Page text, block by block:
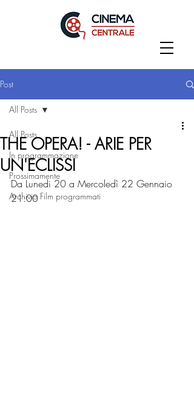
Post
All Posts
In programmazione
Prossimamente
Archivio Film programmati
All Posts
THE OPERA! - ARIE PER
UN'ECLISSI
Da Lunedi 20 a Mercoledì 22 Gennaio
21:00